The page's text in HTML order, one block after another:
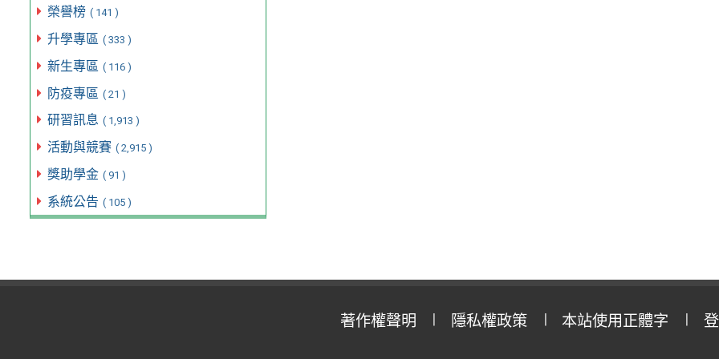
榮譽榜 ( 141 )
升學專區 ( 333 )
新生專區 ( 116 )
防疫專區 ( 21 )
研習訊息 ( 1,913 )
活動與競賽 ( 2,915 )
獎助學金 ( 91 )
系統公告 ( 105 )
著作權聲明 隱私權政策 本站使用正體字